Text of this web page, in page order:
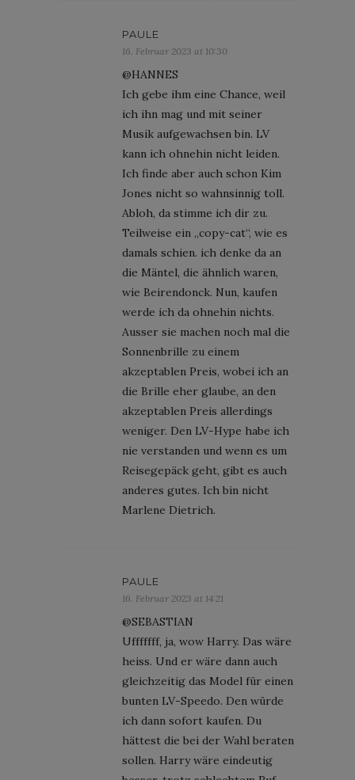
PAULE
16. Februar 2023 at 10:30
@HANNES
Ich gebe ihm eine Chance, weil
ich ihn mag und mit seiner
Musik aufgewachsen bin. LV
kann ich ohnehin nicht leiden.
Ich finde aber auch schon Kim
Jones nicht so wahnsinnig toll.
Abloh, da stimme ich dir zu.
Teilweise ein „copy-cat“, wie es
damals schien. ich denke da an
die Mäntel, die ähnlich waren,
wie Beirendonck. Nun, kaufen
werde ich da ohnehin nichts.
Ausser sie machen noch mal die
Sonnenbrille zu einem
akzeptablen Preis, wobei ich an
die Brille eher glaube, an den
akzeptablen Preis allerdings
weniger. Den LV-Hype habe ich
nie verstanden und wenn es um
Reisegepäck geht, gibt es auch
anderes gutes. Ich bin nicht
Marlene Dietrich.
PAULE
16. Februar 2023 at 14:21
@SEBASTIAN
Ufffffff, ja, wow Harry. Das wäre
heiss. Und er wäre dann auch
gleichzeitig das Model für einen
bunten LV-Speedo. Den würde
ich dann sofort kaufen. Du
hättest die bei der Wahl beraten
sollen. Harry wäre eindeutig